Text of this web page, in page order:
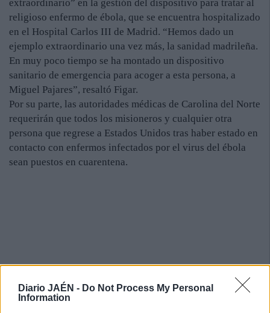
Diario JAÉN - Do Not Process My Personal
Information
extraordinario” en la gestión del dispositivo para tratar al
religioso enfermo de ébola, que se encuentra hospitalizado
en el Hospital Carlos III de Madrid. “Hemos dado un
ejemplo extraordinario una vez más, la sanidad madrileña.
En muy poco tiempo se ha montado un dispositivo
sanitario de emergencia para acoger a esta persona, a
Miguel Pajares”, resaltó Figar.
Por su parte, las autoridades médicas de Carolina del Norte
requerirán que todos los misioneros y cualquier otra
persona que regrese a Estados Unidos tras haber estado en
contacto con enfermos infectados por el virus del ébola
sean puestos en cuarentena.